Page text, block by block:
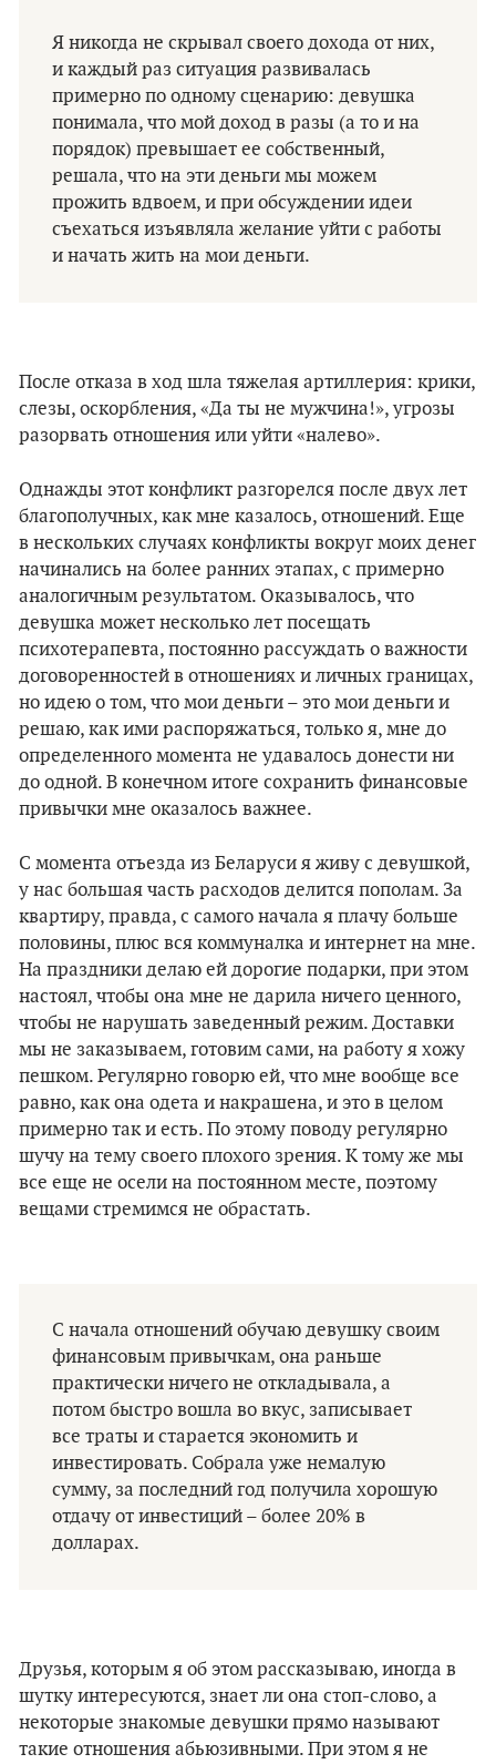
Я никогда не скрывал своего дохода от них,
и каждый раз ситуация развивалась
примерно по одному сценарию: девушка
понимала, что мой доход в разы (а то и на
порядок) превышает ее собственный,
решала, что на эти деньги мы можем
прожить вдвоем, и при обсуждении идеи
съехаться изъявляла желание уйти с работы
и начать жить на мои деньги.
После отказа в ход шла тяжелая артиллерия: крики,
слезы, оскорбления, «Да ты не мужчина!», угрозы
разорвать отношения или уйти «налево».
Однажды этот конфликт разгорелся после двух лет
благополучных, как мне казалось, отношений. Еще
в нескольких случаях конфликты вокруг моих денег
начинались на более ранних этапах, с примерно
аналогичным результатом. Оказывалось, что
девушка может несколько лет посещать
психотерапевта, постоянно рассуждать о важности
договоренностей в отношениях и личных границах,
но идею о том, что мои деньги – это мои деньги и
решаю, как ими распоряжаться, только я, мне до
определенного момента не удавалось донести ни
до одной. В конечном итоге сохранить финансовые
привычки мне оказалось важнее.
С момента отъезда из Беларуси я живу с девушкой,
у нас большая часть расходов делится пополам. За
квартиру, правда, с самого начала я плачу больше
половины, плюс вся коммуналка и интернет на мне.
На праздники делаю ей дорогие подарки, при этом
настоял, чтобы она мне не дарила ничего ценного,
чтобы не нарушать заведенный режим. Доставки
мы не заказываем, готовим сами, на работу я хожу
пешком. Регулярно говорю ей, что мне вообще все
равно, как она одета и накрашена, и это в целом
примерно так и есть. По этому поводу регулярно
шучу на тему своего плохого зрения. К тому же мы
все еще не осели на постоянном месте, поэтому
вещами стремимся не обрастать.
С начала отношений обучаю девушку своим
финансовым привычкам, она раньше
практически ничего не откладывала, а
потом быстро вошла во вкус, записывает
все траты и старается экономить и
инвестировать. Собрала уже немалую
сумму, за последний год получила хорошую
отдачу от инвестиций – более 20% в
долларах.
Друзья, которым я об этом рассказываю, иногда в
шутку интересуются, знает ли она стоп-слово, а
некоторые знакомые девушки прямо называют
такие отношения абьюзивными. При этом я не